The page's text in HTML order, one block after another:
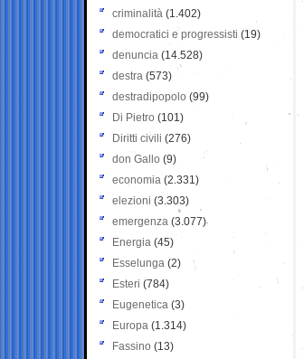
criminalità (1.402)
democratici e progressisti (19)
denuncia (14.528)
destra (573)
destradipopolo (99)
Di Pietro (101)
Diritti civili (276)
don Gallo (9)
economia (2.331)
elezioni (3.303)
emergenza (3.077)
Energia (45)
Esselunga (2)
Esteri (784)
Eugenetica (3)
Europa (1.314)
Fassino (13)